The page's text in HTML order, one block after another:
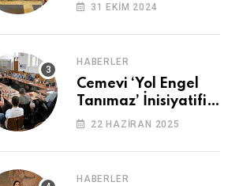
31 EKIM 2024
HABERLER
Cemevi ‘Yol Engel
Tanımaz’ İnisiyatifi
2. Kez Buluştu
22 HAZIRAN 2025
HABERLER